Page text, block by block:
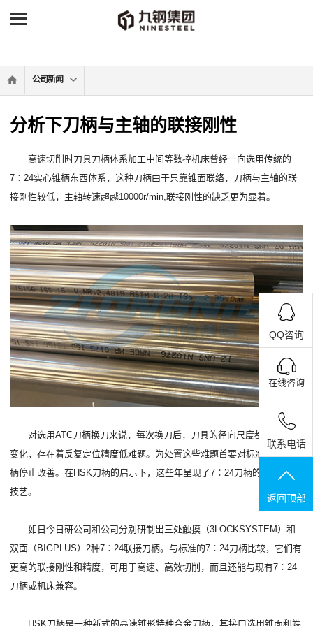
-->
公司新闻
分析下刀柄与主轴的联接刚性
高速切削时刀具刀柄体系加工中间等数控机床曾经一向选用传统的
7∶24实心锥柄东西体系，这种刀柄由于只靠锥面联络，刀柄与主轴的联
接刚性较低，主轴转速超越10000r/min,联接刚性的缺乏更为显着。
对选用ATC刀柄换刀来说，每次换刀后，刀具的径向尺度都可能发作
变化，存在着反复定位精度低难题。为处置这些难题首要对标准7∶24刀
柄停止改善。在HSK刀柄的启示下，这些年呈现了7∶24刀柄的新式联接
技艺。
如日今日研公司和公司分别研制出三处触摸（3LOCKSYSTEM）和
双面（BIGPLUS）2种7∶24联接刀柄。与标准的7∶24刀柄比较，它们有
更高的联接刚性和精度，可用于高速、高效切削，而且还能与现有7∶24
刀柄或机床兼容。
HSK刀柄是一种新式的高速锥形特种合金刀柄，其接口选用锥面和端
QQ咨询
在线咨询
联系电话
返回顶部